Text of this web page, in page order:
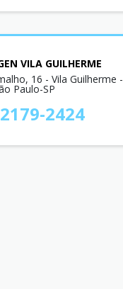
VILA GUILHERME
16 - Vila Guilherme -
Paulo-SP
2424